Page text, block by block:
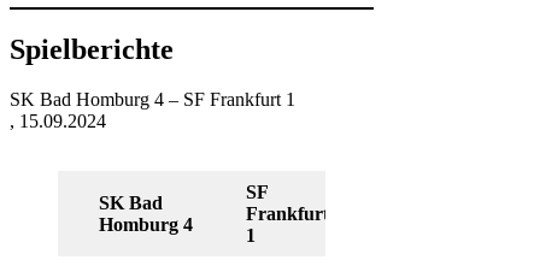
Spielberichte
SK Bad Homburg 4 – SF Frankfurt 1
, 15.09.2024
SK Bad
Homburg 4
SF
Frankfurt
1